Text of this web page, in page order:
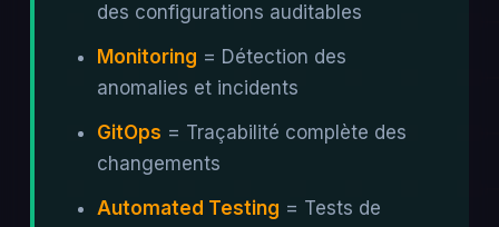
des configurations auditables
Monitoring = Détection des
anomalies et incidents
GitOps = Traçabilité complète des
changements
Automated Testing = Tests de